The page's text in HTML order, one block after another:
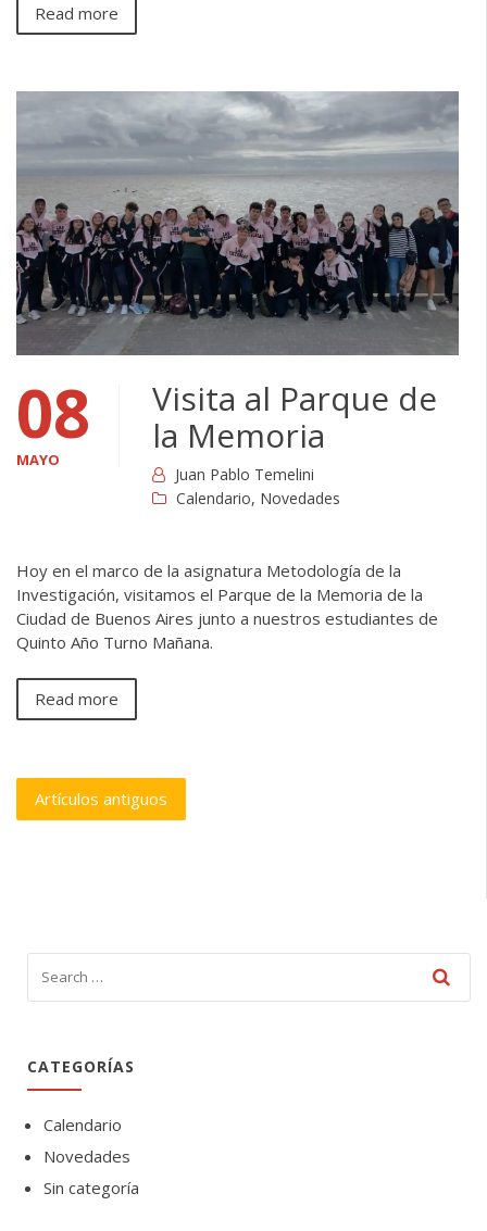
Read more
08
MAYO
Visita al Parque de
la Memoria
Juan Pablo Temelini
Calendario, Novedades
Hoy en el marco de la asignatura Metodología de la
Investigación, visitamos el Parque de la Memoria de la
Ciudad de Buenos Aires junto a nuestros estudiantes de
Quinto Año Turno Mañana.
Read more
Navegación
de
Artículos antiguos
CATEGORÍAS
Calendario
Novedades
Sin categoría